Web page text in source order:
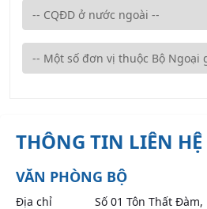
THÔNG TIN LIÊN HỆ
VĂN PHÒNG BỘ
Địa chỉ Số 01 Tôn Thất